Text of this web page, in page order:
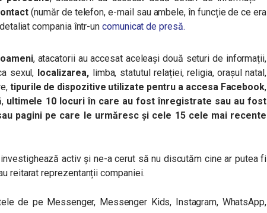
(număr de telefon, e-mail sau ambele, în funcție de ce era
compania într-uncomunicat de presă.
, atacatorii au accesat aceleași două seturi de informații,
sexul, localizarea, limba, statutul relației, religia, orașul natal,
tipurile de dispozitive utilizate pentru a accesa Facebook,
ultimele 10 locuri în care au fost înregistrate sau au fost
pagini pe care le urmăresc și cele 15 cele mai recente
investighează activ și ne-a cerut să nu discutăm cine ar putea fi
reitarat reprezentanții companiei.
de pe Messenger, Messenger Kids, Instagram, WhatsApp,